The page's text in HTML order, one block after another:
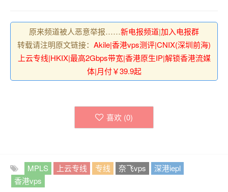
原来频道被人恶意举报……新电报频道|加入电报群
转载请注明原文链接： Akile|香港vps测评|CNIX(深圳前海)
上云专线|HKIX|最高2Gbps带宽|香港原生IP|解锁香港流媒
体|月付￥39.9起
喜欢 (0)
MPLS 上云专线 专线 奈飞vps
深港iepl
香港vps